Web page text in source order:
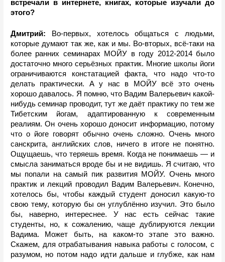
встречали в интернете, книгах, которые изучали до
этого?
Дмитрий: Во-первых, хотелось общаться с людьми,
которые думают так же, как и мы. Во-вторых, всё-таки на
более ранних семинарах МОЙУ в году 2012-2014 было
достаточно много серьёзных практик. Многие школы йоги
ограничиваются констатацией факта, что надо что-то
делать практически. А у нас в МОЙУ всё это очень
хорошо давалось. Я помню, что Вадим Валерьевич какой-
нибудь семинар проводит, тут же даёт практику по тем же
Тибетским йогам, адаптированную к современным
реалиям. Он очень хорошо доносит информацию, потому
что о йоге говорят обычно очень сложно. Очень много
санскрита, английских слов, ничего в итоге не понятно.
Ощущаешь, что теряешь время. Когда не понимаешь — и
смысла заниматься вроде бы и не видишь. Я считаю, что
мы попали на самый пик развития МОЙУ. Очень много
практик и лекций проводил Вадим Валерьевич. Конечно,
хотелось бы, чтобы каждый студент доносил какую-то
свою тему, которую бы он углублённо изучил. Это было
бы, наверно, интереснее. У нас есть сейчас такие
студенты, но, к сожалению, чаще дублируются лекции
Вадима. Может быть, на каком-то этапе это важно.
Скажем, для отрабатывания навыка работы с голосом, с
разумом, но потом надо идти дальше и глубже, как нам